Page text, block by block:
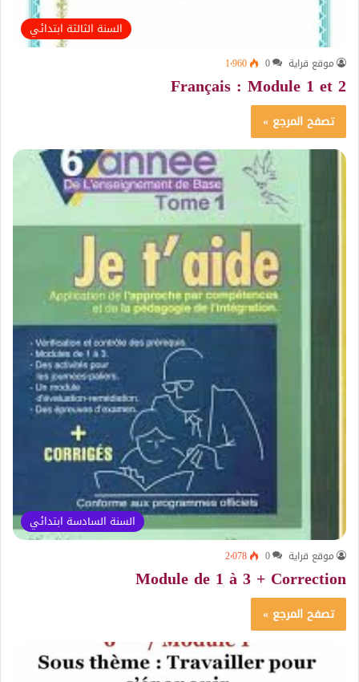
السنة الثالثة ابتدائي
موقع قراية 0 1٬960
Français : Module 1 et 2
تصفح المرجع »
السنة السادسة ابتدائي
موقع قراية 0 2٬078
Module de 1 à 3 + Correction
تصفح المرجع »